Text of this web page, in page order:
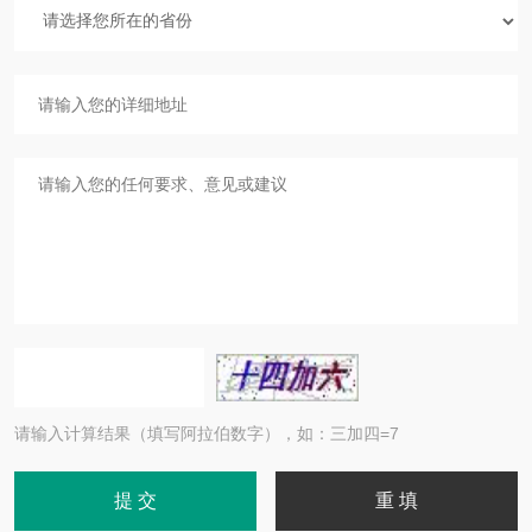
请输入计算结果（填写阿拉伯数字），如：三加四=7